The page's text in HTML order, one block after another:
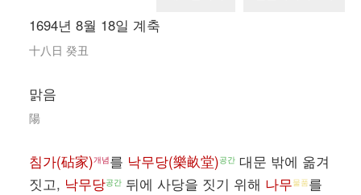
1694년 8월 18일 계축
十八日 癸丑
맑음
陽
침가(砧家)개념를 낙무당(樂畝堂)공간 대문 밖에 옮겨
짓고, 낙무당공간 뒤에 사당을 짓기 위해 나무물품를